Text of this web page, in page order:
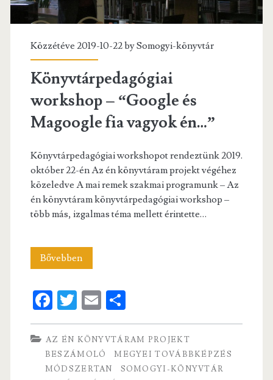
Közzétéve 2019-10-22 bySomogyi-könyvtár
Könyvtárpedagógiai
workshop – “Google és
Magoogle fia vagyok én…”
Könyvtárpedagógiai workshopot rendeztünk 2019.
október 22-én Az én könyvtáram projekt végéhez
közeledve A mai remek szakmai programunk – Az
én könyvtáram könyvtárpedagógiai workshop –
több más, izgalmas téma mellett érintette…
BővebbenKönyvtárpedagógiai
–
“Google
és
Magoogle
Fa
ce
b
o
T
w
itt
er
E
m
ai
l
S
ha
re
AZ ÉN KÖNYVTÁRAM PROJEKT
BESZÁMOLÓ
MEGYEI TOVÁBBKÉPZÉS
MÓDSZERTAN
SOMOGYI-KÖNYVTÁR